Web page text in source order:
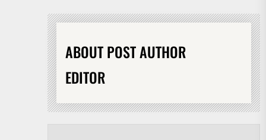
ABOUT POST AUTHOR
EDITOR